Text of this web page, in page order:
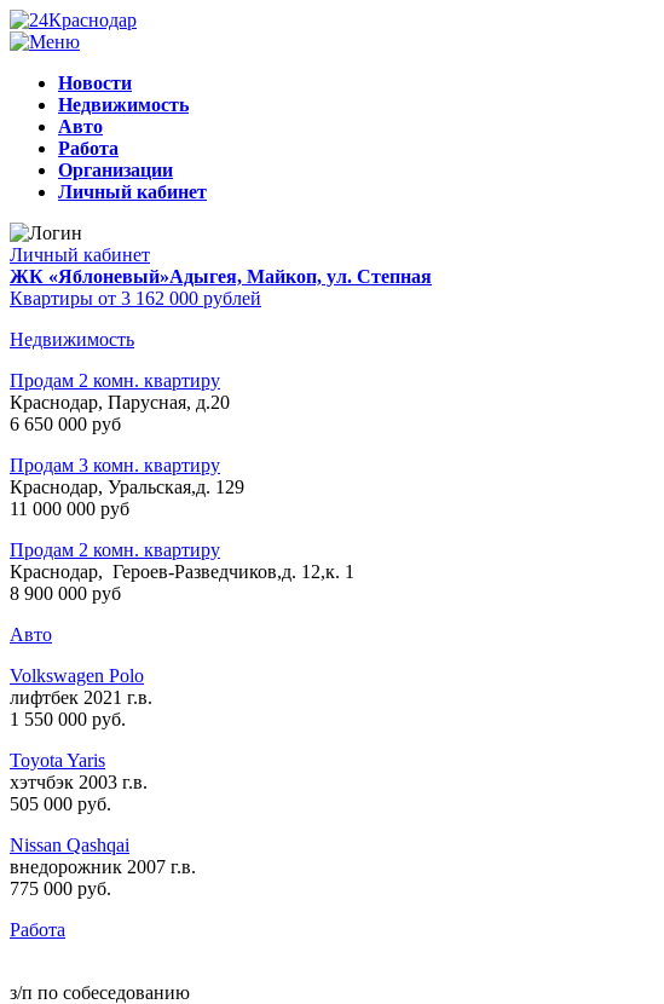
Новости
Недвижимость
Авто
Работа
Организации
Личный кабинет
Личный кабинет
ЖК «Яблоневый»Адыгея, Майкоп, ул. Степная
Квартиры от 3 162 000 рублей
Недвижимость
Продам 2 комн. квартиру
Краснодар, Парусная, д.20
6 650 000 руб
Продам 3 комн. квартиру
Краснодар, Уральская,д. 129
11 000 000 руб
Продам 2 комн. квартиру
Краснодар, Героев-Разведчиков,д. 12,к. 1
8 900 000 руб
Авто
Volkswagen Polo
лифтбек 2021 г.в.
1 550 000 руб.
Toyota Yaris
хэтчбэк 2003 г.в.
505 000 руб.
Nissan Qashqai
внедорожник 2007 г.в.
775 000 руб.
Работа
з/п по собеседованию